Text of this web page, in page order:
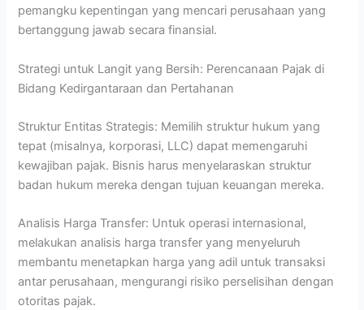
pemangku kepentingan yang mencari perusahaan yang
bertanggung jawab secara finansial.
Strategi untuk Langit yang Bersih: Perencanaan Pajak di
Bidang Kedirgantaraan dan Pertahanan
Struktur Entitas Strategis: Memilih struktur hukum yang
tepat (misalnya, korporasi, LLC) dapat memengaruhi
kewajiban pajak. Bisnis harus menyelaraskan struktur
badan hukum mereka dengan tujuan keuangan mereka.
Analisis Harga Transfer: Untuk operasi internasional,
melakukan analisis harga transfer yang menyeluruh
membantu menetapkan harga yang adil untuk transaksi
antar perusahaan, mengurangi risiko perselisihan dengan
otoritas pajak.